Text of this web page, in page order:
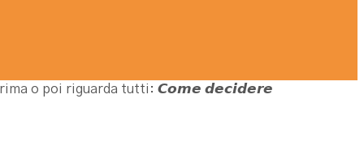
o poi riguarda tutti: 𝘾𝙤𝙢𝙚 𝙙𝙚𝙘𝙞𝙙𝙚𝙧𝙚